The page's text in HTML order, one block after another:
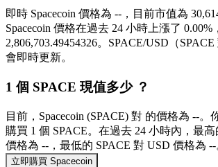
即時 Spacecoin 價格為 --，目前市值為
Spacecoin 價格在過去 24 小時上漲了
2,806,703.49454326。SPACE/USD（
會即時更新。
1 個 SPACE 現值多少 ？
目前，Spacecoin (SPACE) 對 的價格為 --。
購買 1 個 SPACE。在過去 24 小時內，最高
價格為 --，最低的 SPACE 對 USD 價格為 --
立即購買 Spacecoin